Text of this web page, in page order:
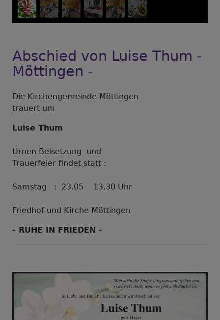
Abschied von Luise Thum -
Möttingen -
Die Kirchengemeinde Möttingen
trauert um
Luise Thum
Urnen Beisetzung und
Trauerfeier findet statt :
Samstag : 23.05 13.30 Uhr
Friedhof und Kirche Möttingen
- RUHE IN FRIEDEN -